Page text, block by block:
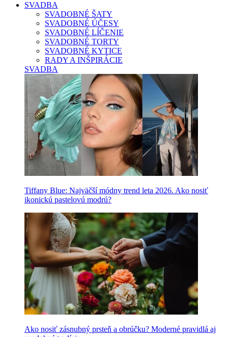
SVADBA
SVADOBNÉ ŠATY
SVADOBNÉ ÚČESY
SVADOBNÉ LÍČENIE
SVADOBNÉ TORTY
SVADOBNÉ KYTICE
RADY A INŠPIRÁCIE
SVADBA
Tiffany Blue: Najväčší módny trend leta 2026. Ako nosiť
ikonickú pastelovú modrú?
Ako nosiť zásnubný prsteň a obrúčku? Moderné pravidlá aj